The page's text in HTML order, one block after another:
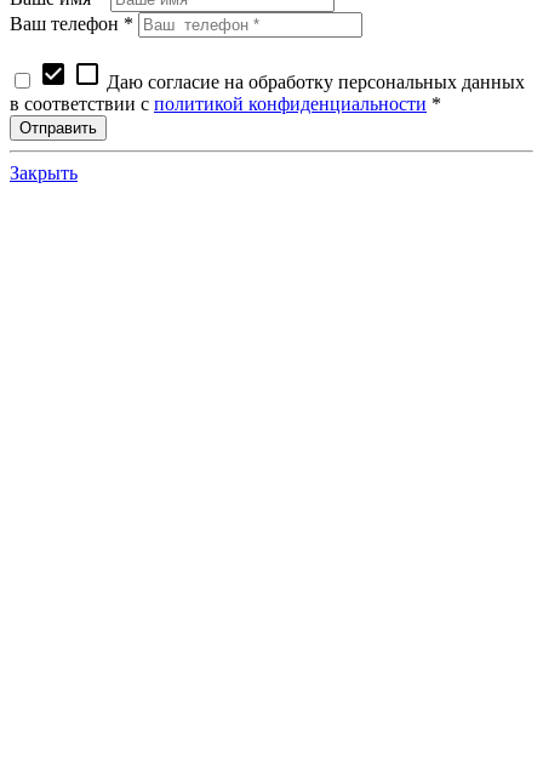
Ваш телефон *
check_box check_box_outline_blank Даю согласие на обработку персональных данных
в соответствии с политикой конфиденциальности *
Закрыть